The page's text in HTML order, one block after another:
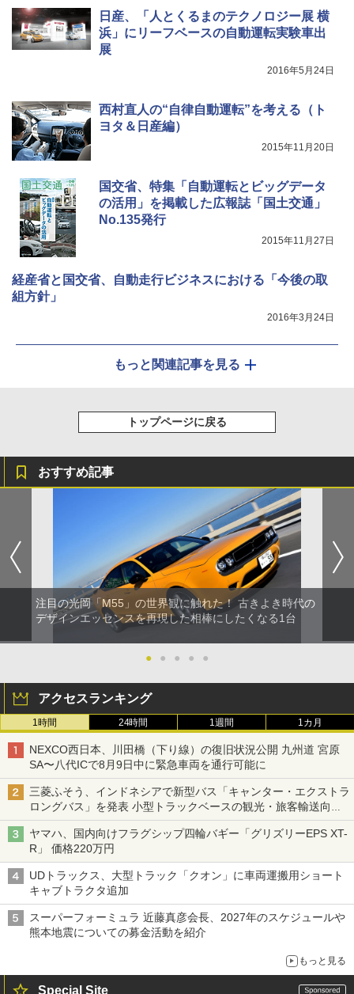
日産、「人とくるまのテクノロジー展 横
浜」にリーフベースの自動運転実験車出
展
2016年5月24日
西村直人の“自律自動運転”を考える（ト
ヨタ＆日産編）
2015年11月20日
国交省、特集「自動運転とビッグデータ
の活用」を掲載した広報誌「国土交通」
No.135発行
2015年11月27日
経産省と国交省、自動走行ビジネスにおける「今後の取
組方針」
2016年3月24日
もっと関連記事を見る
トップページに戻る
おすすめ記事
注目の光岡「M55」の世界観に触れた！ 古きよき時代の
デザインエッセンスを再現した相棒にしたくなる1台
● ● ● ● ●
アクセスランキング
1時間 24時間 1週間 1カ月
NEXCO西日本、川田橋（下り線）の復旧状況公開 九州道 宮原
SA〜八代ICで8月9日中に緊急車両を通行可能に
三菱ふそう、インドネシアで新型バス「キャンター・エクストラ
ロングバス」を発表 小型トラックベースの観光・旅客輸送向け
バス
ヤマハ、国内向けフラグシップ四輪バギー「グリズリーEPS XT-
R」 価格220万円
UDトラックス、大型トラック「クオン」に車両運搬用ショート
キャブトラクタ追加
スーパーフォーミュラ 近藤真彦会長、2027年のスケジュールや
熊本地震についての募金活動を紹介
もっと見る
Special Site